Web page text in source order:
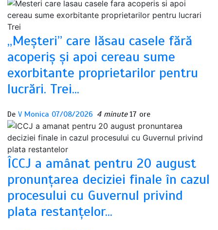
„Meșteri” care lăsau casele fără
acoperiș și apoi cereau sume
exorbitante proprietarilor pentru
lucrări. Trei…
De V Monica 07/08/2026 4 minute 17 ore
ÎCCJ a amânat pentru 20 august
pronunțarea deciziei finale în cazul
procesului cu Guvernul privind
plata restanțelor…